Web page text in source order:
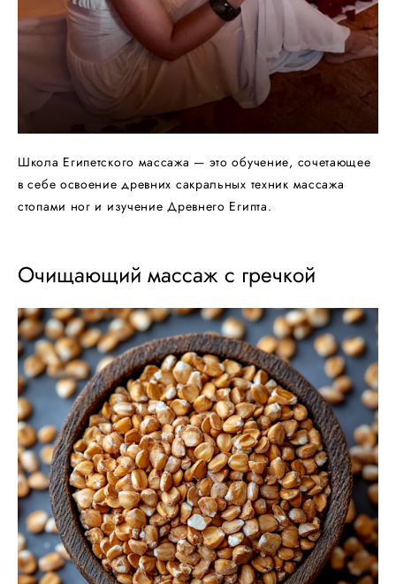
Школа Египетского массажа — это обучение, сочетающее
в себе освоение древних сакральных техник массажа
стопами ног и изучение Древнего Египта.
Очищающий массаж с гречкой